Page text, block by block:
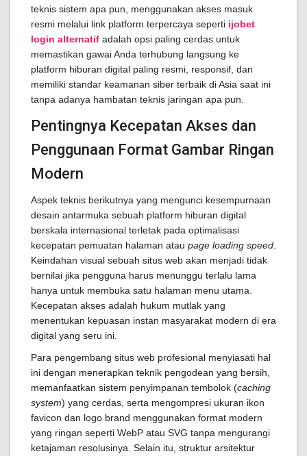
teknis sistem apa pun, menggunakan akses masuk
resmi melalui link platform terpercaya seperti ijobet
login alternatif adalah opsi paling cerdas untuk
memastikan gawai Anda terhubung langsung ke
platform hiburan digital paling resmi, responsif, dan
memiliki standar keamanan siber terbaik di Asia saat ini
tanpa adanya hambatan teknis jaringan apa pun.
Pentingnya Kecepatan Akses dan
Penggunaan Format Gambar Ringan
Modern
Aspek teknis berikutnya yang mengunci kesempurnaan
desain antarmuka sebuah platform hiburan digital
berskala internasional terletak pada optimalisasi
kecepatan pemuatan halaman atau page loading speed
Keindahan visual sebuah situs web akan menjadi tidak
bernilai jika pengguna harus menunggu terlalu lama
hanya untuk membuka satu halaman menu utama.
Kecepatan akses adalah hukum mutlak yang
menentukan kepuasan instan masyarakat modern di era
digital yang seru ini.
Para pengembang situs web profesional menyiasati hal
ini dengan menerapkan teknik pengodean yang bersih,
memanfaatkan sistem penyimpanan tembolok (caching
system) yang cerdas, serta mengompresi ukuran ikon
favicon dan logo brand menggunakan format modern
yang ringan seperti WebP atau SVG tanpa mengurangi
ketajaman resolusinya. Selain itu, struktur arsitektur